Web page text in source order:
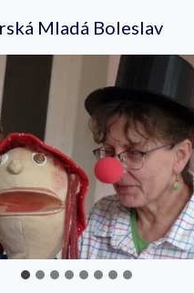
Mladá Boleslav